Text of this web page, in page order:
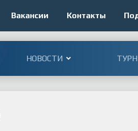
Вакансии Контакты
НОВОСТИ